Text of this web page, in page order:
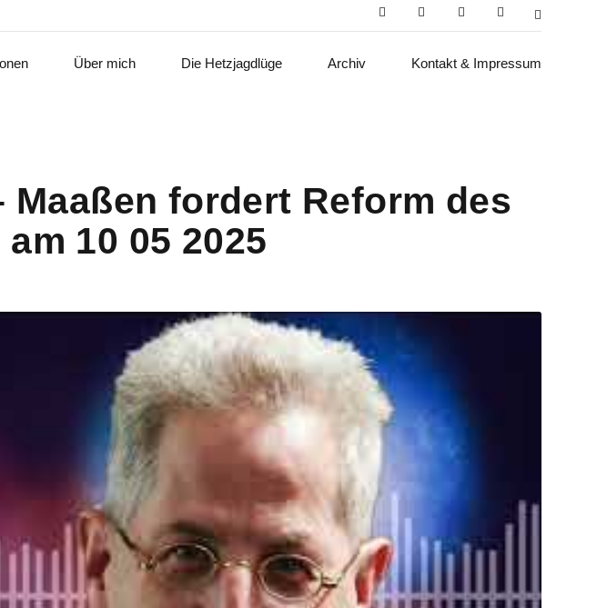
Über mich Die Hetzjagdlüge Archiv Kontakt & Impressum
fordert Reform des
10 05 2025